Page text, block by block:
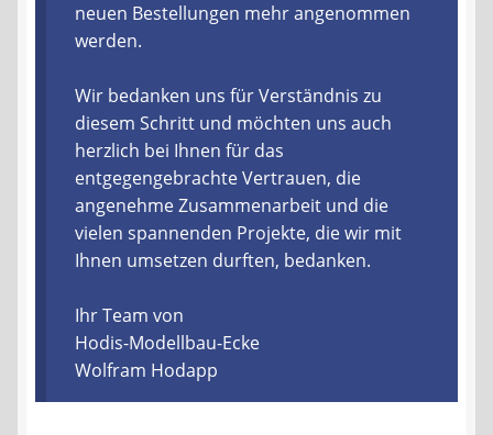
Gutschein
Batterien- und Akku Verordnung
Elektro- und Elektronikgeräte Verordnung
Öle- und Schmierstoff Verordnung
Vereine & Foren
Kontakt
neuen Bestellungen mehr angenommen
werden.
Wir bedanken uns für Verständnis zu
diesem Schritt und möchten uns auch
herzlich bei Ihnen für das
entgegengebrachte Vertrauen, die
angenehme Zusammenarbeit und die
vielen spannenden Projekte, die wir mit
Ihnen umsetzen durften, bedanken.
Ihr Team von
Hodis-Modellbau-Ecke
Wolfram Hodapp